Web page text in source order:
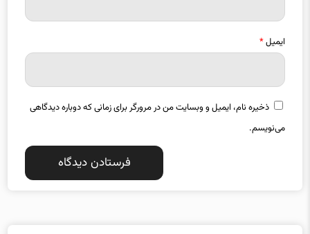
ایمیل*
ذخیره نام، ایمیل و وبسایت من در مرورگر برای زمانی که دوباره دیدگاهی
می‌نویسم.